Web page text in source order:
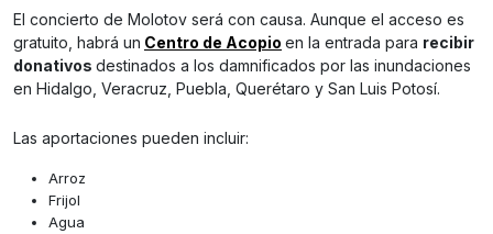
El concierto de Molotov será con causa. Aunque el acceso es
gratuito, habrá un Centro de Acopio en la entrada para recibir
donativos destinados a los damnificados por las inundaciones
en Hidalgo, Veracruz, Puebla, Querétaro y San Luis Potosí.
Las aportaciones pueden incluir:
Arroz
Frijol
Agua